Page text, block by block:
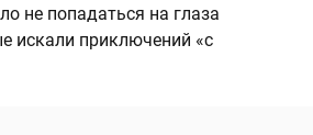
не попадаться на глаза
искали приключений «с